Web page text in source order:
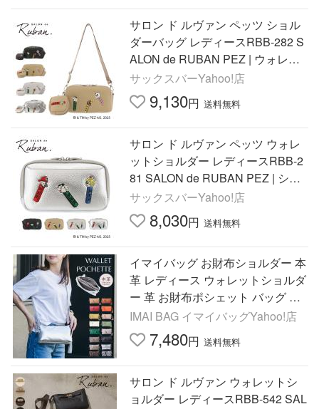
サロン ド ルヴァン ペッツ ショル
ダーバッグ レディースRBB-282 S
ALON de RUBAN PEZ | ウォレッ
トショルダー ポーチ付き
サックスバーYahoo!店
9,130円 送料無料
サロン ド ルヴァン ペッツ ウォレ
ットショルダー レディースRBB-2
81 SALON de RUBAN PEZ | ショ
ルダーバッグ
サックスバーYahoo!店
8,030円 送料無料
イマイバッグ お財布ショルダー 本
革 レディース ウォレットショルダ
ー 革 お財布ポシェット バッグ レ
ザー 軽量 99366
IMAI BAG イマイバッグYahoo!店
7,480円 送料無料
サロン ド ルヴァン ウォレットシ
ョルダー レディースRBB-542 SAL